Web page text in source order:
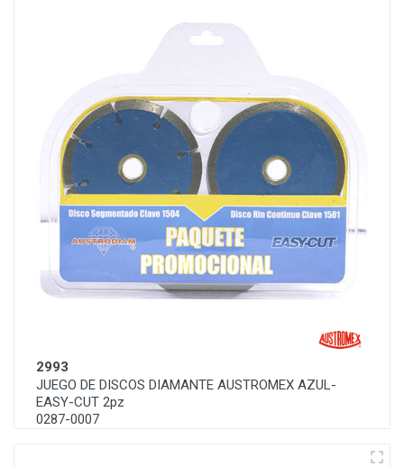
2993
JUEGO DE DISCOS DIAMANTE AUSTROMEX AZUL-
EASY-CUT 2pz
0287-0007